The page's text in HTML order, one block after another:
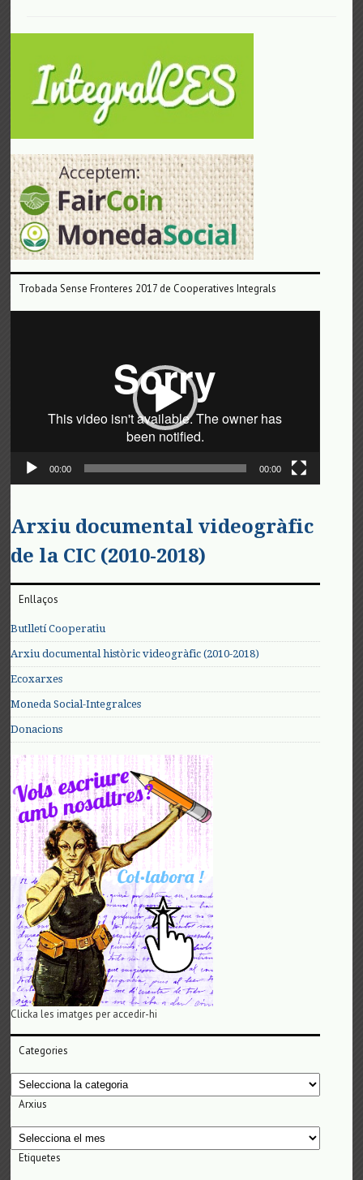
Trobada Sense Fronteres 2017 de Cooperatives Integrals
00:00 00:00
Arxiu documental videogràfic
de la CIC (2010-2018)
Enllaços
Butlletí Cooperatiu
Arxiu documental històric videogràfic (2010-2018)
Ecoxarxes
Moneda Social-Integralces
Donacions
Clicka les imatges per accedir-hi
Categories
Categories
Arxius
Arxius
Etiquetes